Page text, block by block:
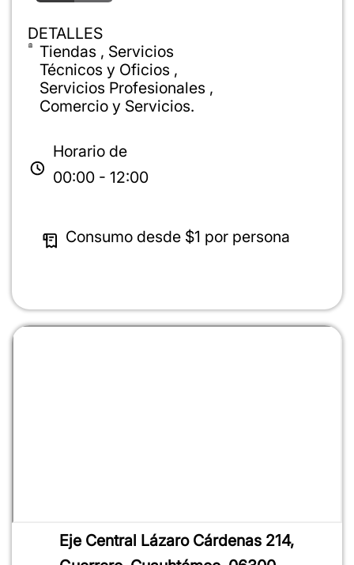
DETALLES
Tiendas , Servicios
Técnicos y Oficios ,
Servicios Profesionales ,
Comercio y Servicios.
Horario de
00:00 - 12:00
Consumo desde $1 por persona
Eje Central Lázaro Cárdenas 214,